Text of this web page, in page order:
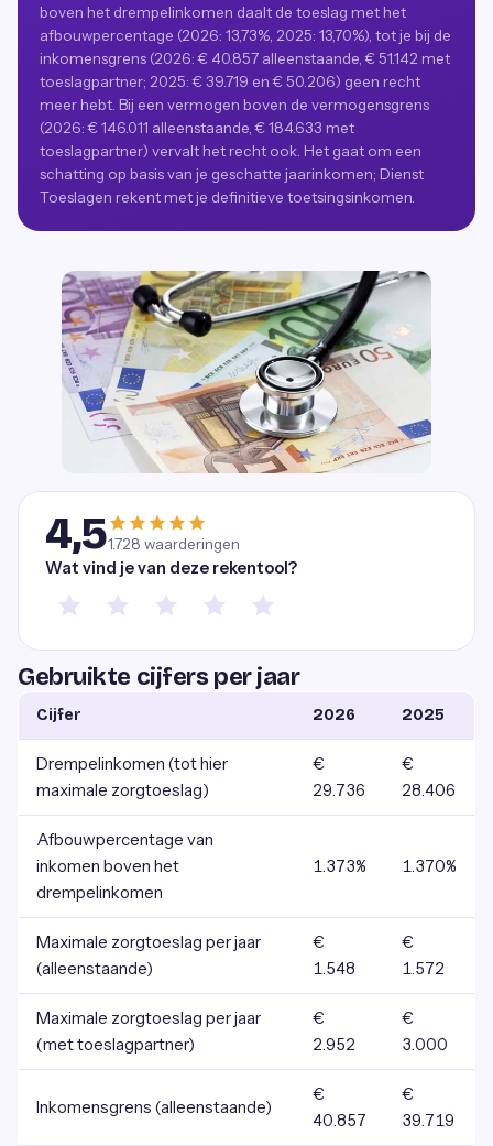
boven het drempelinkomen daalt de toeslag met het
afbouwpercentage (2026: 13,73%, 2025: 13,70%), tot je bij de
inkomensgrens (2026: € 40.857 alleenstaande, € 51.142 met
toeslagpartner; 2025: € 39.719 en € 50.206) geen recht
meer hebt. Bij een vermogen boven de vermogensgrens
(2026: € 146.011 alleenstaande, € 184.633 met
toeslagpartner) vervalt het recht ook. Het gaat om een
schatting op basis van je geschatte jaarinkomen; Dienst
Toeslagen rekent met je definitieve toetsingsinkomen.
4,51.728 waarderingen
Wat vind je van deze rekentool?
Gebruikte cijfers per jaar
Cijfer 2026 2025
Drempelinkomen (tot hier
maximale zorgtoeslag)
€
29.736
€
28.406
Afbouwpercentage van
inkomen boven het
drempelinkomen
1.373% 1.370%
Maximale zorgtoeslag per jaar
(alleenstaande)
€
1.548
€
1.572
Maximale zorgtoeslag per jaar
(met toeslagpartner)
€
2.952
€
3.000
Inkomensgrens (alleenstaande)
€
40.857
€
39.719